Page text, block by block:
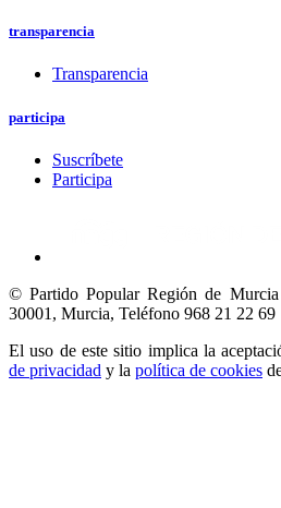
transparencia
Transparencia
participa
Suscríbete
Participa
© Partido Popular Región de
30001, Murcia, Teléfono 968 21 22 69
El uso de este sitio implica la
de privacidad y la política de cookies